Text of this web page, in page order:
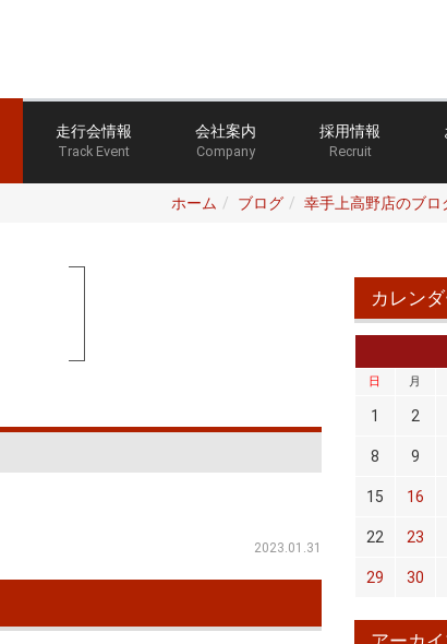
走行会情報
Track Event
会社案内
Company
採用情報
Recruit
ホーム ブログ 幸手上高野店のブロ
2023.01.31
カレン
日 月
1 2
8 9
15 16
22 23
29 30